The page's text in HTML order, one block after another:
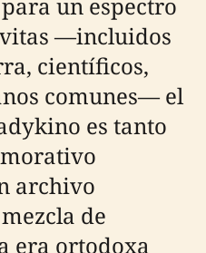
—incluidos
científicos,
comunes— el
es tanto
archivo
de
era ortodoxa